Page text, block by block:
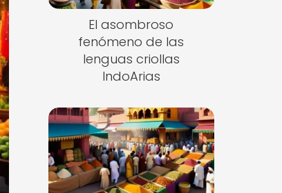
El asombroso
fenómeno de las
lenguas criollas
IndoArias